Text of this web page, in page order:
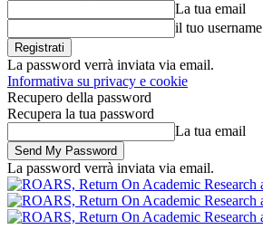
La tua email
il tuo username
La password verrà inviata via email.
Informativa su privacy e cookie
Recupero della password
Recupera la tua password
La tua email
La password verrà inviata via email.